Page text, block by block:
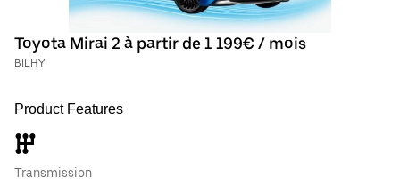
Toyota Mirai 2 à partir de 1 199€ / mois
BILHY
Product Features
Transmission